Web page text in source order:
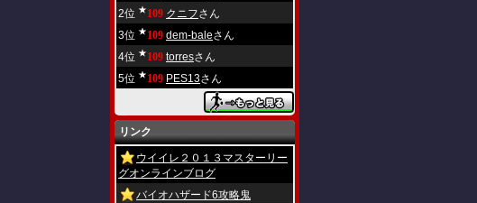
2位 ★109 クニフさん
3位 ★109 dem-baleさん
4位 ★109 torresさん
5位 ★109 PES13さん
リンク
ウイイレ２０１３マスターリー
グオンラインブログ
バイオハザード6攻略鬼